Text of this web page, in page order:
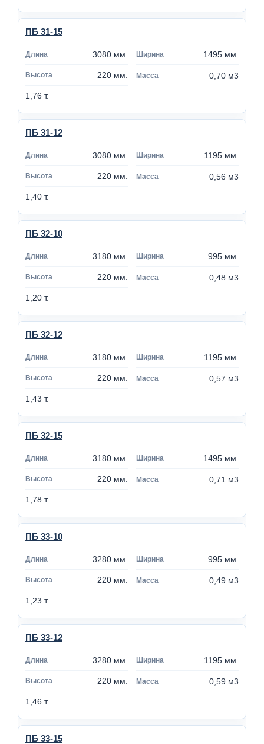
ПБ 31-15
3080 мм. 1495 мм.
220 мм. 0,70 м3
1,76 т.
ПБ 31-12
3080 мм. 1195 мм.
220 мм. 0,56 м3
1,40 т.
ПБ 32-10
3180 мм. 995 мм.
220 мм. 0,48 м3
1,20 т.
ПБ 32-12
3180 мм. 1195 мм.
220 мм. 0,57 м3
1,43 т.
ПБ 32-15
3180 мм. 1495 мм.
220 мм. 0,71 м3
1,78 т.
ПБ 33-10
3280 мм. 995 мм.
220 мм. 0,49 м3
1,23 т.
ПБ 33-12
3280 мм. 1195 мм.
220 мм. 0,59 м3
1,46 т.
ПБ 33-15